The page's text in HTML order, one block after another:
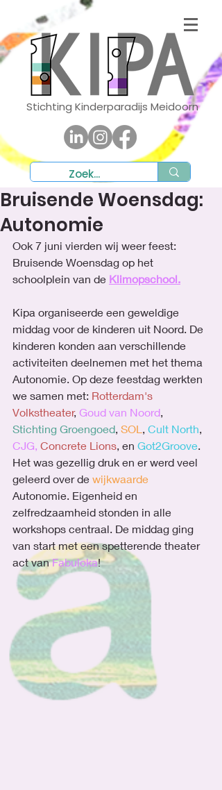
Stichting Kinderparadijs Meidoorn
Bruisende Woensdag:
Autonomie
Ook 7 juni vierden wij weer feest:
Bruisende Woensdag op het
schoolplein van de Klimopschool.
Kipa organiseerde een geweldige
middag voor de kinderen uit Noord. De
kinderen konden aan verschillende
activiteiten deelnemen met het thema
Autonomie. Op deze feestdag werkten
we samen met: Rotterdam's
Volkstheater, Goud van Noord,
Stichting Groengoed, SOL , Cult North,
CJG, Concrete Lions, en Got2Groove.
Het was gezellig druk en er werd veel
geleerd over de wijkwaarde
Autonomie. Eigenheid en
zelfredzaamheid stonden in alle
workshops centraal. De middag ging
van start met een spetterende theater
act van Fabuloka!